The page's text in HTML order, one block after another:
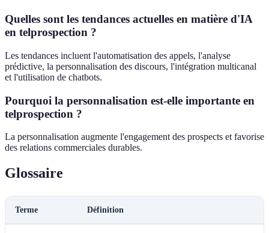
Quelles sont les tendances actuelles en matière d'IA
en telprospection ?
Les tendances incluent l'automatisation des appels, l'analyse
prédictive, la personnalisation des discours, l'intégration multicanal
et l'utilisation de chatbots.
Pourquoi la personnalisation est-elle importante en
telprospection ?
La personnalisation augmente l'engagement des prospects et favorise
des relations commerciales durables.
Glossaire
Terme Définition